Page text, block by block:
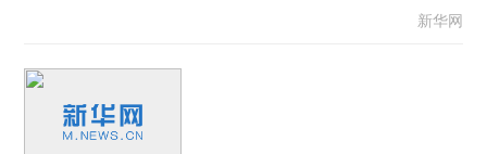
新华网